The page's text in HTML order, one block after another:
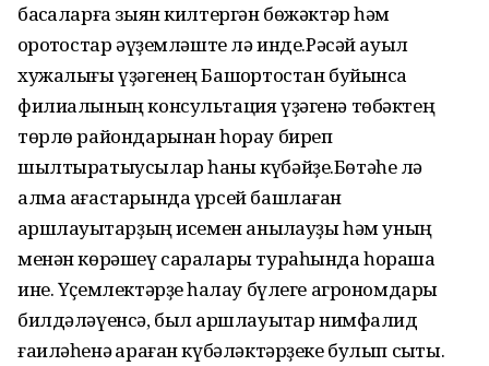
баҡсаларға зыян килтергән бөжәктәр һәм
ҡоротҡостар әүҙемләште лә инде.Рәсәй ауыл
хужалығы үҙәгенең Башҡортостан буйынса
филиалының консультация үҙәгенә төбәктең
төрлө райондарынан һорау биреп
шылтыратыусылар һаны күбәйҙе.Бөтәһе лә
алма ағастарында үрсей башлаған
ҡаршлауыҡтарҙың исемен аныҡлауҙы һәм уның
менән көрәшеү саралары тураһында һораша
ине. Үҫемлектәрҙе һаҡлау бүлеге агрономдары
билдәләүенсә, был ҡаршлауыҡтар нимфалид
ғаиләһенә ҡараған күбәләктәрҙеке булып сыҡты.